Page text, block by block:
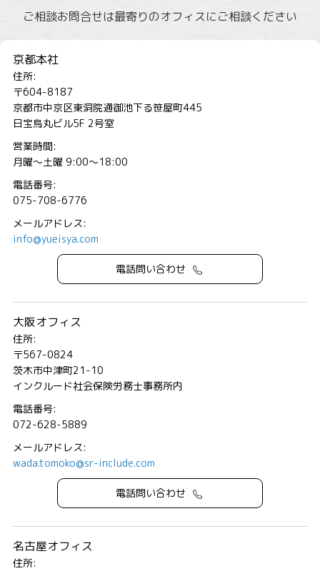
ご相談お問合せは最寄りのオフィスにご相談ください
京都本社
住所:
〒604-8187
京都市中京区東洞院通御池下る笹屋町445
日宝烏丸ビル5F 2号室
営業時間:
月曜～土曜 9:00～18:00
電話番号:
075-708-6776
メールアドレス:
info@yueisya.com
電話問い合わせ
大阪オフィス
住所:
〒567-0824
茨木市中津町21-10
インクルード社会保険労務士事務所内
電話番号:
072-628-5889
メールアドレス:
wada.tomoko@sr-include.com
電話問い合わせ
名古屋オフィス
住所: